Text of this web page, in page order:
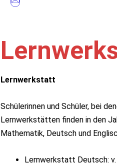
Lernwerkstatt
Schülerinnen und Schüler, bei
Lernwerkstätten finden in den
Mathematik, Deutsch und
Lernwerkstatt Deutsch: